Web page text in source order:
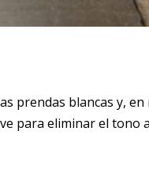
prendas blancas y, en
para eliminar el tono